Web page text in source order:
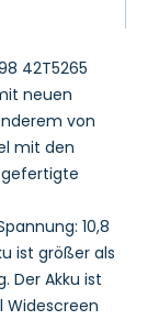
42T5265
neuen
von
mit den
10,8
ist größer als
Der Akku ist
Widescreen